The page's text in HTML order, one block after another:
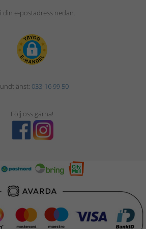
din e-postadress nedan.
033-16 99 50
Följ oss gärna!